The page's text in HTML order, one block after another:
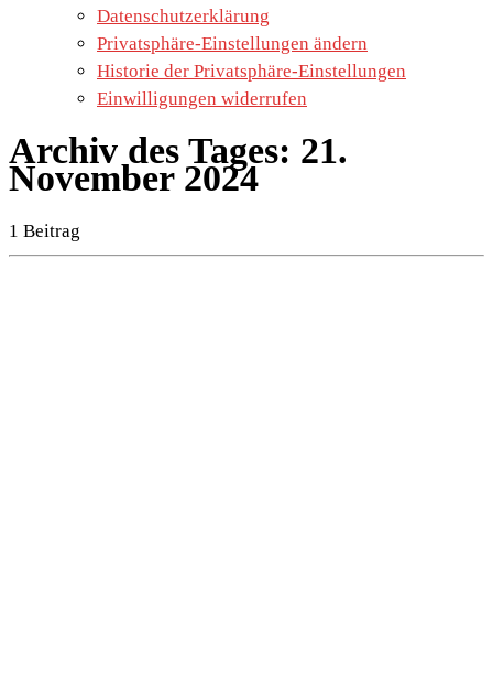
Datenschutzerklärung
Privatsphäre-Einstellungen ändern
Historie der Privatsphäre-Einstellungen
Einwilligungen widerrufen
Archiv des Tages: 21.
November 2024
1 Beitrag